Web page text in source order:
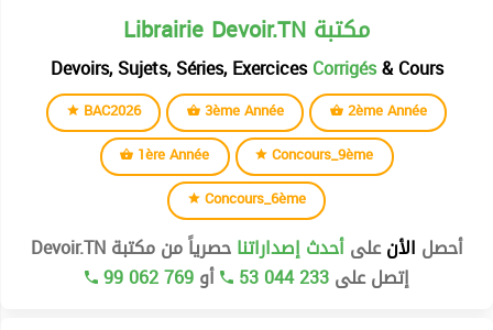
Librairie Devoir.TN مكتبة
Devoirs, Sujets, Séries, ExercicesCorrigés& Cours
BAC2026 3ème Année
2ème Année
1ère Année
Concours_9ème
Concours_6ème
أحصل الأنعلىأحدث إصداراتناحصرياً من مكتبة Devoir.TN
إتصل على53 044 233 أو99 062 769